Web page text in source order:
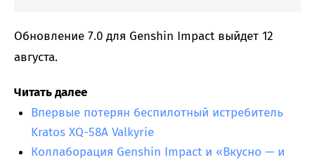
Обновление 7.0 для Genshin Impact выйдет 12
августа.
Читать далее
Впервые потерян беспилотный истребитель
Kratos XQ-58A Valkyrie
Коллаборация Genshin Impact и «Вкусно — и